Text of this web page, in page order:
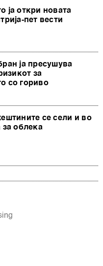
ја откри новата
пет вести
ја пресушува
за
со гориво
се сели и во
за облека